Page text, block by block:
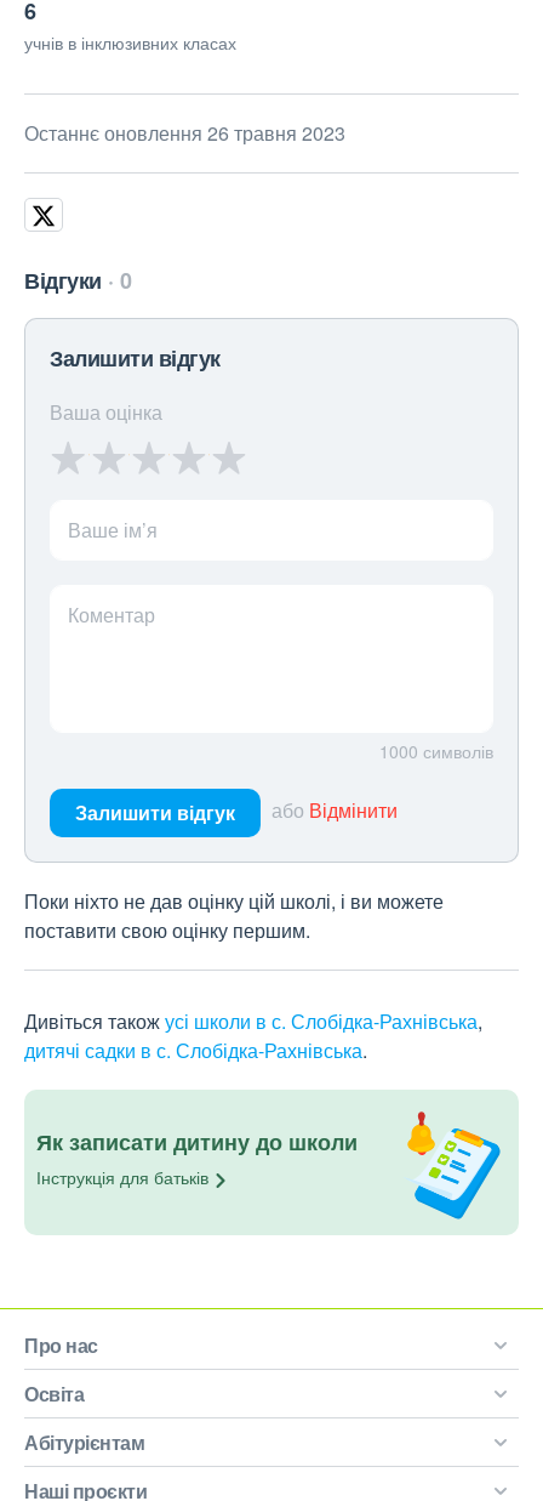
6
учнів в інклюзивних класах
Останнє оновлення 26 травня 2023
Відгуки 0
Залишити відгук
Ваша оцінка
Ваше ім’я
Коментар
1000 символів
Залишити відгук або Відмінити
Поки ніхто не дав оцінку цій школі, і ви можете
поставити свою оцінку першим.
Дивіться такожусі школи в с. Слобідка-Рахнівська,
дитячі садки в с. Слобідка-Рахнівська.
Як записати дитину до школи
Інструкція для батьків
Про нас
Освіта
Абітурієнтам
Наші проєкти